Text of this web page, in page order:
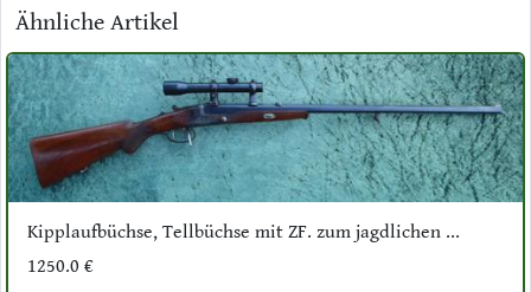
Ähnliche Artikel
Kipplaufbüchse, Tellbüchse mit ZF. zum jagdlichen ...
1250.0 €